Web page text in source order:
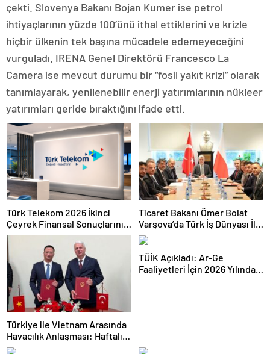
çekti. Slovenya Bakanı Bojan Kumer ise petrol
ihtiyaçlarının yüzde 100’ünü ithal ettiklerini ve krizle
hiçbir ülkenin tek başına mücadele edemeyeceğini
vurguladı. IRENA Genel Direktörü Francesco La
Camera ise mevcut durumu bir “fosil yakıt krizi” olarak
tanımlayarak, yenilenebilir enerji yatırımlarının nükleer
yatırımları geride bıraktığını ifade etti.
Türk Telekom 2026 İkinci
Çeyrek Finansal Sonuçlarını
Açıkladı: Yarı Yıl Geliri 142
Milyar TL’yi Aştı
Ticaret Bakanı Ömer Bolat
Varşova’da Türk İş Dünyası İle
Buluştu: Ticaret Hacmi 12,5
Milyar Dolara Ulaştı
Türkiye ile Vietnam Arasında
Havacılık Anlaşması: Haftalık
Sefer Sayısı 42’ye Yükseldi
TÜİK Açıkladı: Ar-Ge
Faaliyetleri İçin 2026 Yılında